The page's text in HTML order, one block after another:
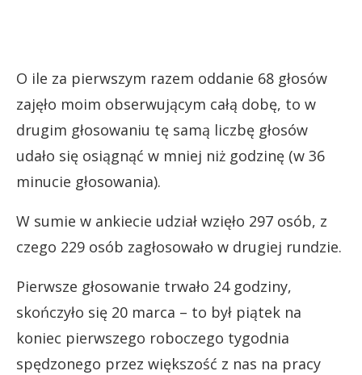
O ile za pierwszym razem oddanie 68 głosów
zajęło moim obserwującym całą dobę, to w
drugim głosowaniu tę samą liczbę głosów
udało się osiągnąć w mniej niż godzinę (w 36
minucie głosowania).
W sumie w ankiecie udział wzięło 297 osób, z
czego 229 osób zagłosowało w drugiej rundzie.
Pierwsze głosowanie trwało 24 godziny,
skończyło się 20 marca – to był piątek na
koniec pierwszego roboczego tygodnia
spędzonego przez większość z nas na pracy